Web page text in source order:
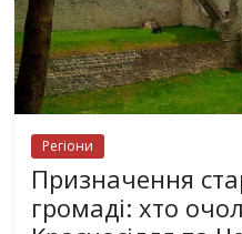
Регіони
Призначення
громаді: хто